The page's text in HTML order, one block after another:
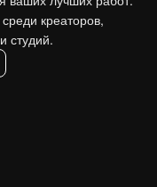
креаторов,
студий.